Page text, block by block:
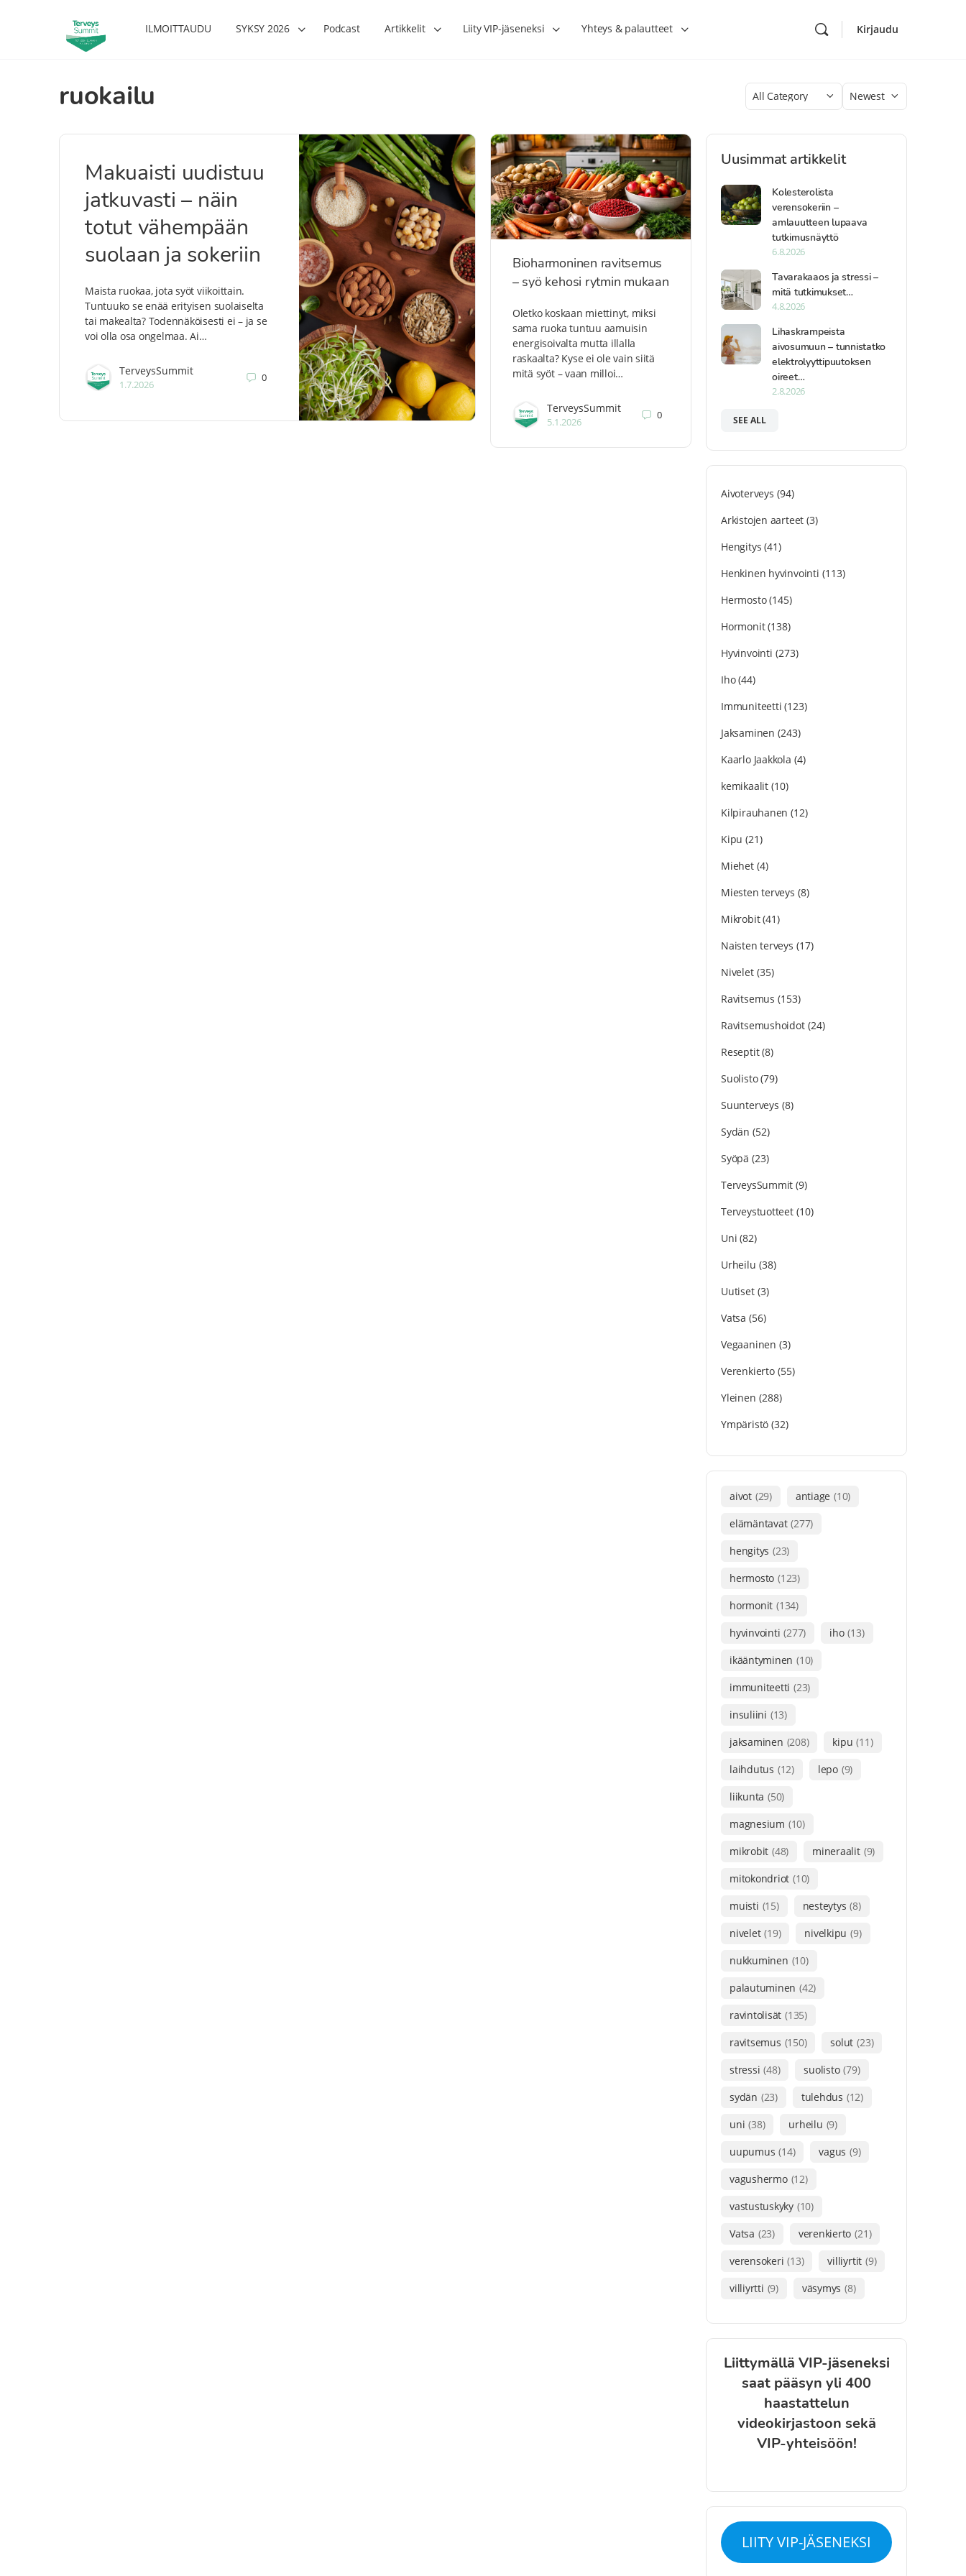
ILMOITTAUDU SYKSY 2026 Podcast Artikkelit Liity VIP-jäseneksi Yhteys & palautteet Kirjaudu
ruokailu Category
Sort
Makuaisti uudistuu
jatkuvasti – näin
totut vähempään
suolaan ja sokeriin
Maista ruokaa, jota syöt viikoittain.
Tuntuuko se enää erityisen suolaiselta
tai makealta? Todennäköisesti ei – ja se
voi olla osa ongelmaa. Ai…
TerveysSummit
1.7.2026
0
Bioharmoninen ravitsemus
– syö kehosi rytmin mukaan
Oletko koskaan miettinyt, miksi
sama ruoka tuntuu aamuisin
energisoivalta mutta illalla
raskaalta? Kyse ei ole vain siitä
mitä syöt – vaan milloi…
TerveysSummit
5.1.2026
0
Uusimmat artikkelit
Kolesterolista
verensokeriin –
amlauutteen lupaava
tutkimusnäyttö
6.8.2026
Tavarakaaos ja stressi –
mitä tutkimukset…
4.8.2026
Lihaskrampeista
aivosumuun – tunnistatko
elektrolyyttipuutoksen
oireet…
2.8.2026
SEE ALL
Aivoterveys (94)
Arkistojen aarteet (3)
Hengitys (41)
Henkinen hyvinvointi (113)
Hermosto(145)
Hormonit(138)
Hyvinvointi (273)
Iho(44)
Immuniteetti (123)
Jaksaminen (243)
Kaarlo Jaakkola (4)
kemikaalit(10)
Kilpirauhanen (12)
Kipu (21)
Miehet(4)
Miesten terveys (8)
Mikrobit(41)
Naisten terveys (17)
Nivelet(35)
Ravitsemus (153)
Ravitsemushoidot(24)
Reseptit(8)
Suolisto(79)
Suunterveys (8)
Sydän (52)
Syöpä (23)
TerveysSummit (9)
Terveystuotteet(10)
Uni (82)
Urheilu (38)
Uutiset(3)
Vatsa (56)
Vegaaninen (3)
Verenkierto(55)
Yleinen (288)
Ympäristö (32)
aivot (29) antiage (10)
elämäntavat (277)
hengitys (23)
hermosto (123)
hormonit (134)
hyvinvointi (277) iho (13)
ikääntyminen (10)
immuniteetti (23)
insuliini (13)
jaksaminen (208) kipu (11)
laihdutus (12) lepo (9)
liikunta (50)
magnesium (10)
mikrobit (48) mineraalit (9)
mitokondriot (10)
muisti (15) nesteytys (8)
nivelet (19) nivelkipu (9)
nukkuminen (10)
palautuminen (42)
ravintolisät (135)
ravitsemus (150) solut (23)
stressi (48) suolisto (79)
sydän (23) tulehdus (12)
uni (38) urheilu (9)
uupumus (14) vagus (9)
vagushermo (12)
vastustuskyky (10)
Vatsa (23) verenkierto (21)
verensokeri (13) villiyrtit (9)
villiyrtti (9) väsymys (8)
Liittymällä VIP-jäseneksi
saat pääsyn yli 400
haastattelun
videokirjastoon sekä
VIP-yhteisöön!
LIITY VIP-JÄSENEKSI